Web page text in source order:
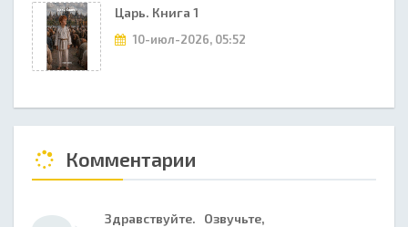
Царь. Книга 1
10-июл-2026, 05:52
Комментарии
Здравствуйте. Озвучьте,